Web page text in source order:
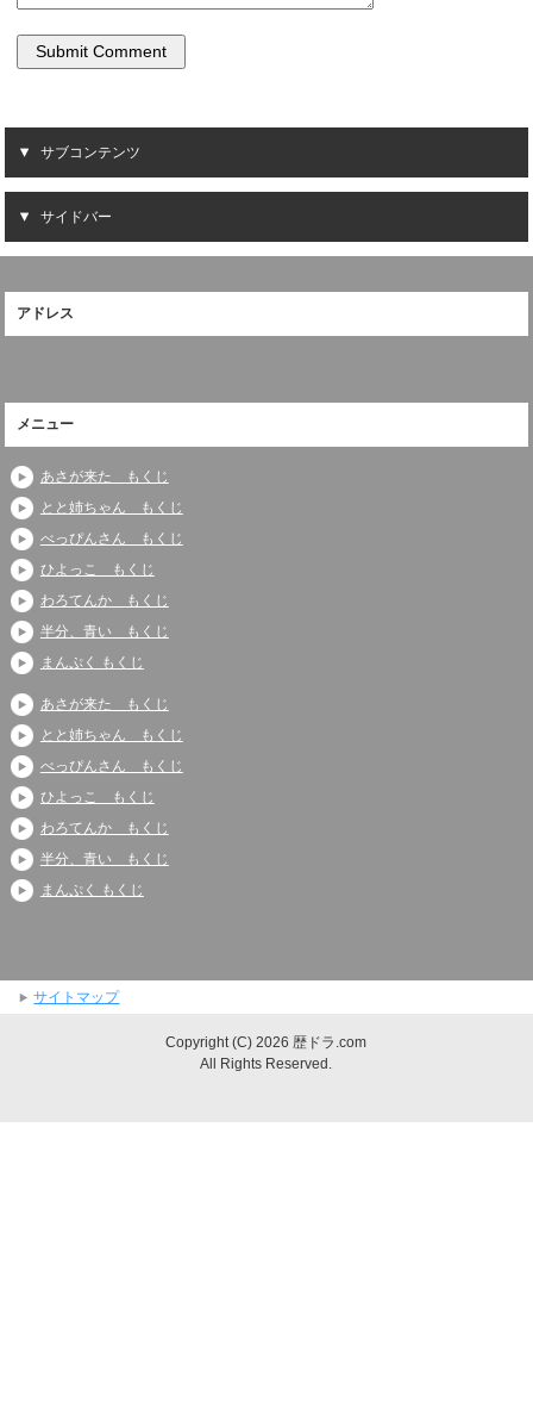
サブコンテンツ
サイドバー
アドレス
メニュー
あさが来た もくじ
とと姉ちゃん もくじ
べっぴんさん もくじ
ひよっこ もくじ
わろてんか もくじ
半分、青い もくじ
まんぷく もくじ
あさが来た もくじ
とと姉ちゃん もくじ
べっぴんさん もくじ
ひよっこ もくじ
わろてんか もくじ
半分、青い もくじ
まんぷく もくじ
サイトマップ
Copyright (C) 2026 歴ドラ.com
All Rights Reserved.